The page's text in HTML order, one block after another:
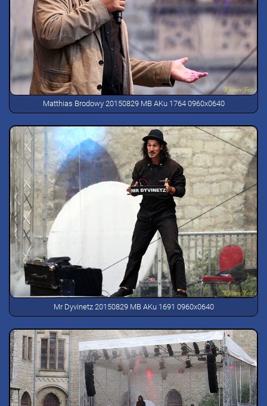
Matthias Brodowy 20150829 MB AKu 1764 0960x0640
Mr Dyvinetz 20150829 MB AKu 1691 0960x0640